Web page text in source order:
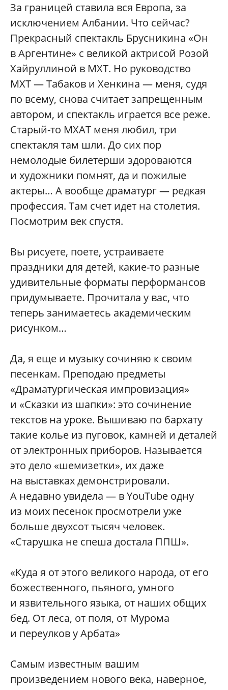
За границей ставила вся Европа, за
исключением Албании. Что сейчас?
Прекрасный спектакль Брусникина «Он
в Аргентине» с великой актрисой Розой
Хайруллиной в МХТ. Но руководство
МХТ — Табаков и Хенкина — меня, судя
по всему, снова считает запрещенным
автором, и спектакль играется все реже.
Старый-то МХАТ меня любил, три
спектакля там шли. До сих пор
немолодые билетерши здороваются
и художники помнят, да и пожилые
актеры… А вообще драматург — редкая
профессия. Там счет идет на столетия.
Посмотрим век спустя.
Вы рисуете, поете, устраиваете
праздники для детей, какие-то разные
удивительные форматы перформансов
придумываете. Прочитала у вас, что
теперь занимаетесь академическим
рисунком…
Да, я еще и музыку сочиняю к своим
песенкам. Преподаю предметы
«Драматургическая импровизация»
и «Сказки из шапки»: это сочинение
текстов на уроке. Вышиваю по бархату
такие колье из пуговок, камней и деталей
от электронных приборов. Называется
это дело «шемизетки», их даже
на выставках демонстрировали.
А недавно увидела — в YouTube одну
из моих песенок просмотрели уже
больше двухсот тысяч человек.
«Старушка не спеша достала ППШ».
«Куда я от этого великого народа, от его
божественного, пьяного, умного
и язвительного языка, от наших общих
бед. От леса, от поля, от Мурома
и переулков у Арбата»
Самым известным вашим
произведением нового века, наверное,